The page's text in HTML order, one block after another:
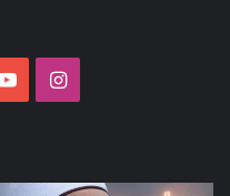
YouTubeInstagram